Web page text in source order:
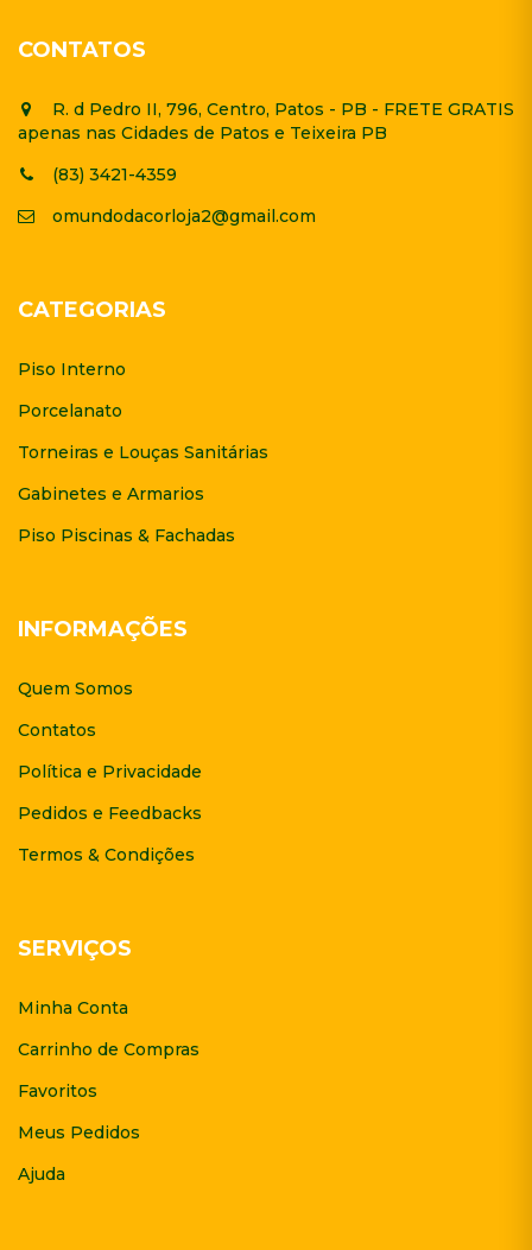
CONTATOS
R. d Pedro II, 796, Centro, Patos - PB - FRETE GRATIS
apenas nas Cidades de Patos e Teixeira PB
(83) 3421-4359
omundodacorloja2@gmail.com
CATEGORIAS
Piso Interno
Porcelanato
Torneiras e Louças Sanitárias
Gabinetes e Armarios
Piso Piscinas & Fachadas
INFORMAÇÕES
Quem Somos
Contatos
Política e Privacidade
Pedidos e Feedbacks
Termos & Condições
SERVIÇOS
Minha Conta
Carrinho de Compras
Favoritos
Meus Pedidos
Ajuda